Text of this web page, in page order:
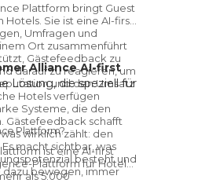
Plattform bringt Guest
Hotels. Sie ist eine AI-first
Umfragen und
Ort zusammenführt
Gästefeedback zu
darauf zu reagieren, um
und den Umsatz
Hotels verfügen
Systeme, die den
Gästefeedback schafft
wirklich zählt: den
Es macht sichtbar, was
besteht und
dazu bewegen, immer
Alliance AI-first
Lösung, die speziell für
und Guest
in der Hotellerie
Sie ist ab sofort
und Hotelgruppen
Intelligenceführt
Plattform?
ist eine AI-first
Plattform für Hotels
als 5.000